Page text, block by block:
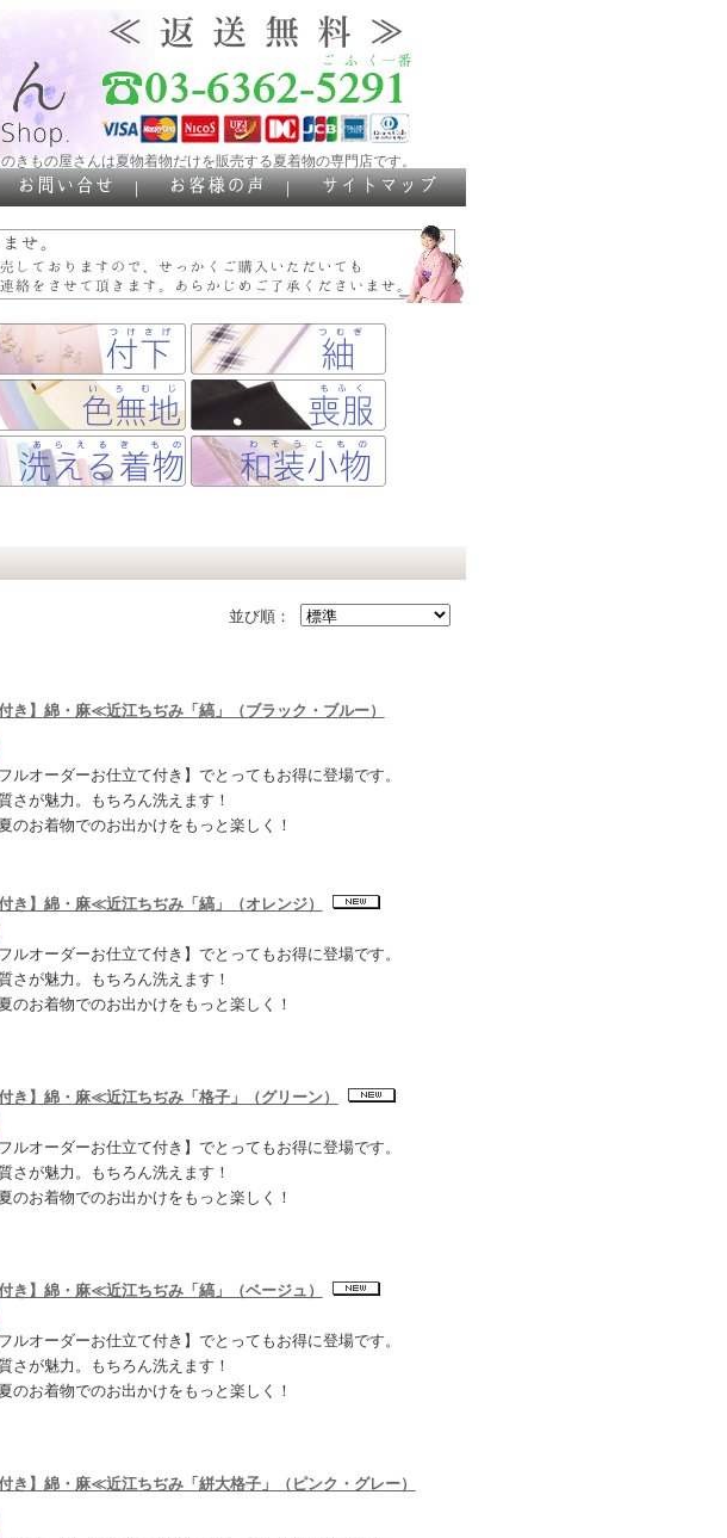
もの屋さんは夏物着物だけを販売する夏着物の専門店です。
｜ ｜
並び順：
き】綿・麻≪近江ちぢみ「縞」（ブラック・ブルー）
ルオーダーお仕立て付き】でとってもお得に登場です。
さが魅力。もちろん洗えます！
のお着物でのお出かけをもっと楽しく！
き】綿・麻≪近江ちぢみ「縞」（オレンジ）
ルオーダーお仕立て付き】でとってもお得に登場です。
さが魅力。もちろん洗えます！
のお着物でのお出かけをもっと楽しく！
き】綿・麻≪近江ちぢみ「格子」（グリーン）
ルオーダーお仕立て付き】でとってもお得に登場です。
さが魅力。もちろん洗えます！
のお着物でのお出かけをもっと楽しく！
き】綿・麻≪近江ちぢみ「縞」（ベージュ）
ルオーダーお仕立て付き】でとってもお得に登場です。
さが魅力。もちろん洗えます！
のお着物でのお出かけをもっと楽しく！
き】綿・麻≪近江ちぢみ「絣大格子」（ピンク・グレー）